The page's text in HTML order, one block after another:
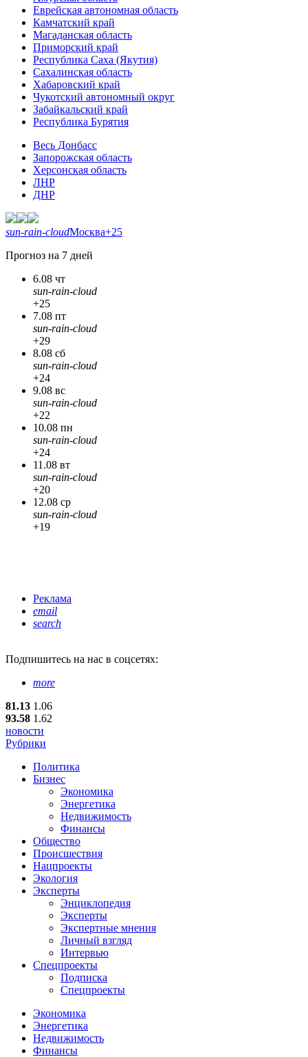
Еврейская автономная область
Камчатский край
Магаданская область
Приморский край
Республика Саха (Якутия)
Сахалинская область
Хабаровский край
Чукотский автономный округ
Забайкальский край
Республика Бурятия
Весь Донбасс
Запорожская область
Херсонская область
ЛНР
ДНР
sun-rain-cloudМосква+25
Прогноз на 7 дней
6.08 чт
sun-rain-cloud
+25
7.08 пт
sun-rain-cloud
+29
8.08 сб
sun-rain-cloud
+24
9.08 вс
sun-rain-cloud
+22
10.08 пн
sun-rain-cloud
+24
11.08 вт
sun-rain-cloud
+20
12.08 ср
sun-rain-cloud
+19
Реклама
email
search
Подпишитесь на нас в соцсетях:
more
81.13 1.06
93.58 1.62
новости
Рубрики
Политика
Бизнес
Экономика
Энергетика
Недвижимость
Финансы
Общество
Происшествия
Нацпроекты
Экология
Эксперты
Энциклопедия
Эксперты
Экспертные мнения
Личный взгляд
Интервью
Спецпроекты
Подписка
Спецпроекты
Экономика
Энергетика
Недвижимость
Финансы